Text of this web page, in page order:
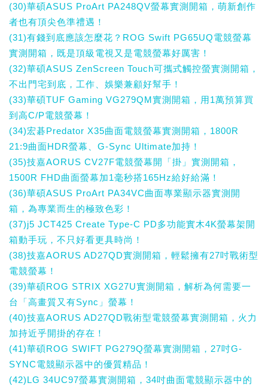
(30)華碩ASUS ProArt PA248QV螢幕實測開箱，萌新創作
者也有頂尖色準禮遇！
(31)有錢到底應該怎麼花？ROG Swift PG65UQ電競螢幕
實測開箱，既是頂級電視又是電競螢幕好厲害！
(32)華碩ASUS ZenScreen Touch可攜式觸控螢實測開箱，
不出門宅到底，工作、娛樂兼顧好幫手！
(33)華碩TUF Gaming VG279QM實測開箱，用1萬預算買
到高C/P電競螢幕！
(34)宏碁Predator X35曲面電競螢幕實測開箱，1800R
21:9曲面HDR螢幕、G-Sync Ultimate加持！
(35)技嘉AORUS CV27F電競螢幕開「掛」實測開箱，
1500R FHD曲面螢幕加1毫秒搭165Hz給好給滿！
(36)華碩ASUS ProArt PA34VC曲面專業顯示器實測開
箱，為專業而生的極致色彩！
(37)j5 JCT425 Create Type-C PD多功能實木4K螢幕架開
箱動手玩，不只好看更具時尚！
(38)技嘉AORUS AD27QD實測開箱，輕鬆擁有27吋戰術型
電競螢幕！
(39)華碩ROG STRIX XG27U實測開箱，解析為何需要一
台「高畫質又有Sync」螢幕！
(40)技嘉AORUS AD27QD戰術型電競螢幕實測開箱，火力
加持近乎開掛的存在！
(41)華碩ROG SWIFT PG279Q螢幕實測開箱，27吋G-
SYNC電競顯示器中的優質精品！
(42)LG 34UC97螢幕實測開箱，34吋曲面電競顯示器中的